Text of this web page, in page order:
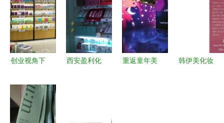
美白套装引
领护肤新风
尚
的化妆品零
售之道
创业视角下
洞察 小资
生活加盟还
是家电分
西安盈利化
重返童年美
韩伊美化妆